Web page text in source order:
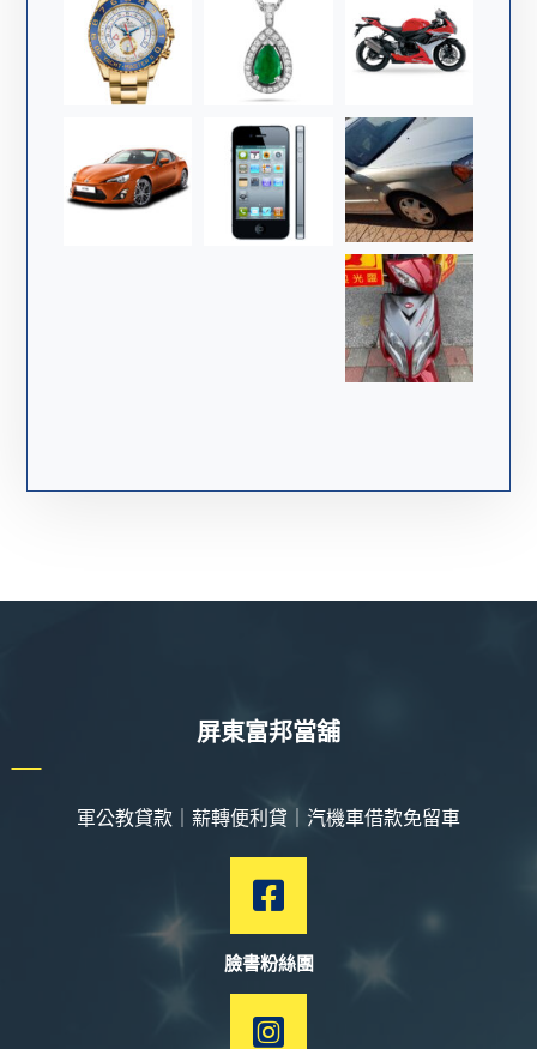
屏東富邦當舖
軍公教貸款｜薪轉便利貸｜汽機車借款免留車
臉書粉絲團